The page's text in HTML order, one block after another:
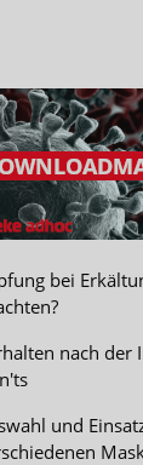
bei
nach der
und